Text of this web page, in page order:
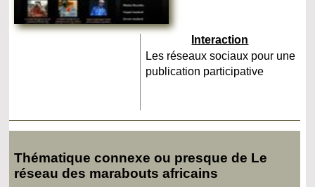
Interaction
Les réseaux sociaux pour une
publication participative
Thématique connexe ou presque de Le
réseau des marabouts africains